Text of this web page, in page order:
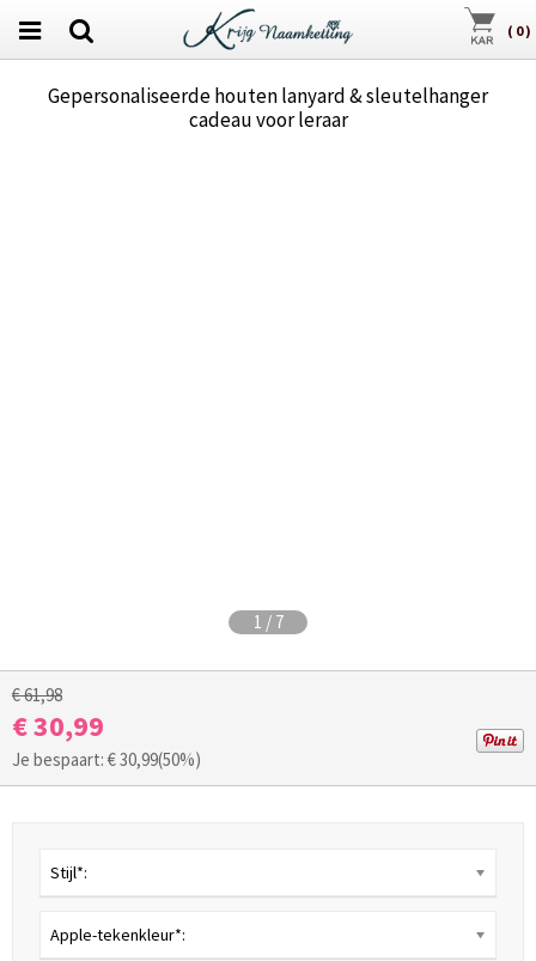
( 0)
Gepersonaliseerde houten lanyard & sleutelhanger
cadeau voor leraar
1 / 7
€ 61,98
€ 30,99
Je bespaart: €30,99(50%)
Stijl*:
Apple-tekenkleur*: